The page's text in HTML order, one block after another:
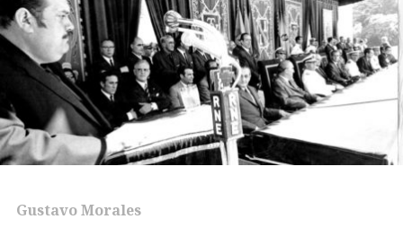
Gustavo Morales